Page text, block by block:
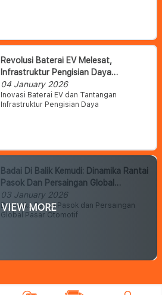
Revolusi Baterai EV Melesat,
Infrastruktur Pengisian Daya
Menghadang
04 January 2026
Inovasi Baterai EV dan Tantangan
Infrastruktur Pengisian Daya
Badai Di Balik Kemudi: Dinamika Rantai
Pasok Dan Persaingan Global
Otomotif Makin Panas
03 January 2026
Dinamika Rantai Pasok dan Persaingan
Global Pasar Otomotif
VIEW MORE